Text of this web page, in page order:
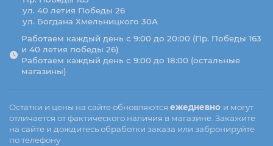
ул. 40 летия Победы 26
ул. Богдана Хмельницкого 30А
Работаем каждый день с 9:00 до 20:00 (Пр. Победы 163
и 40 летия победы 26)
Работаем каждый день с 9:00 до 18:00 (остальные
магазины)
Остатки и цены на сайте обновляются ежедневно и могут
отличается от фактического наличия в магазине. Закажите
на сайте и дождитесь обработки заказа или забронируйте
по телефону